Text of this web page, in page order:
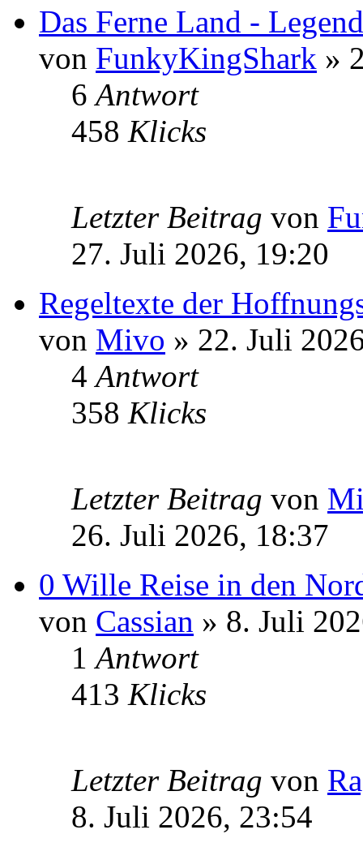
Das Ferne Land -
von FunkyKingShark »
6Antwort
458 Klicks
Letzter Beitrag von
27. Juli 2026, 19:20
Regeltexte der
von Mivo » 22. Juli
4Antwort
358 Klicks
Letzter Beitrag von
26. Juli 2026, 18:37
0 Wille Reise in den
von Cassian » 8. Juli
1Antwort
413 Klicks
Letzter Beitrag von
8. Juli 2026, 23:54